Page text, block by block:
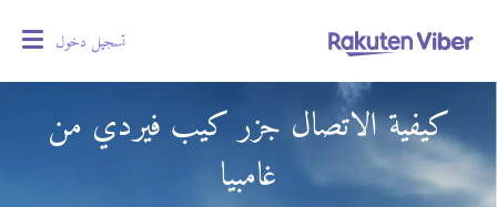
تسجيل دخول
كيفية الاتصال جزر كيب فيردي من
غامبيا